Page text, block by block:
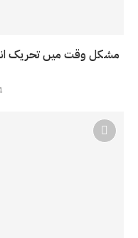
مشکل وقت میں تحریک